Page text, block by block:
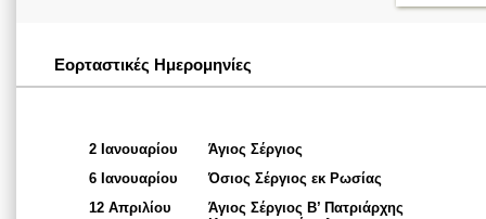
Εορταστικές Ημερομηνίες
2 Ιανουαρίου
Άγιος Σέργιος
6 Ιανουαρίου
Όσιος Σέργιος εκ Ρωσίας
12 Απριλίου
Άγιος Σέργιος Β’ Πατριάρχης